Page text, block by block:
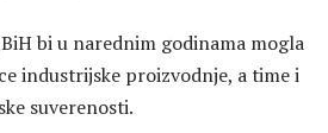
bi u narednim godinama mogla
industrijske proizvodnje, a time i
suverenosti.